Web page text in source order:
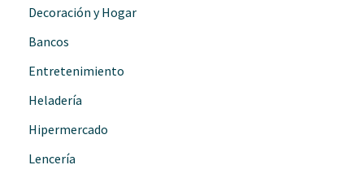
Decoración y Hogar
Bancos
Entretenimiento
Heladería
Hipermercado
Lencería